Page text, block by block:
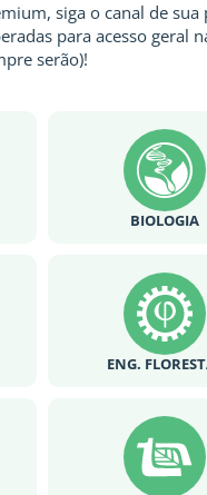
siga o canal de
para acesso geral
serão)!
BIOLOGIA
ENG.